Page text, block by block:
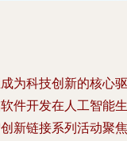
为科技创新的核心驱
件开发在人工智能生
新链接系列活动聚焦